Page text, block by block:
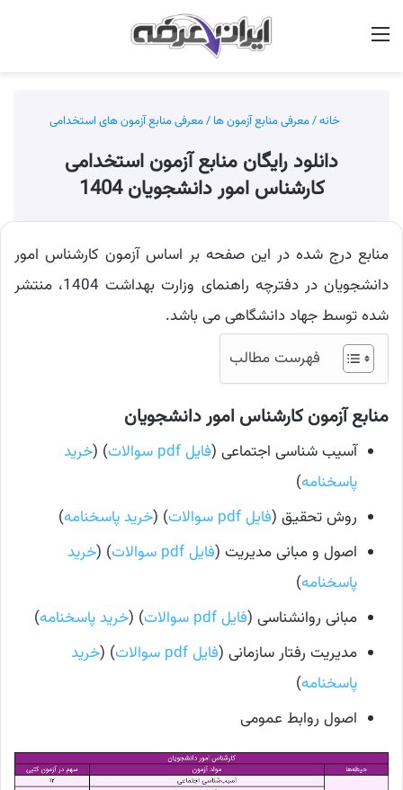
خانه/معرفی منابع آزمون ها /معرفی منابع آزمون های استخدامی
دانلود رایگان منابع آزمون استخدامی
کارشناس امور دانشجویان 1404
منابع درج شده در این صفحه بر اساس آزمون کارشناس امور
دانشجویان در دفترچه راهنمای وزارت بهداشت 1404، منتشر
شده توسط جهاد دانشگاهی می باشد.
فهرست مطالب
منابع آزمون کارشناس امور دانشجویان
آسیب شناسی اجتماعی (فایل pdf سوالات ) (خرید
پاسخنامه)
روش تحقیق (فایل pdf سوالات ) (خرید پاسخنامه)
اصول و مبانی مدیریت (فایل pdf سوالات ) (خرید
پاسخنامه)
مبانی روانشناسی (فایل pdf سوالات ) (خرید پاسخنامه)
مدیریت رفتار سازمانی (فایل pdf سوالات ) (خرید
پاسخنامه)
اصول روابط عمومی